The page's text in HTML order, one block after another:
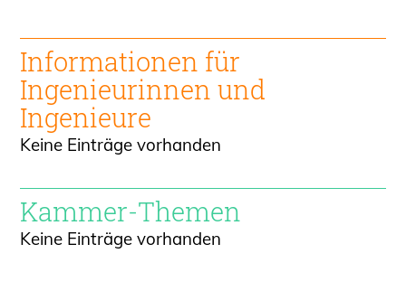
Informationen für
Ingenieurinnen und
Ingenieure
Keine Einträge vorhanden
Kammer-Themen
Keine Einträge vorhanden